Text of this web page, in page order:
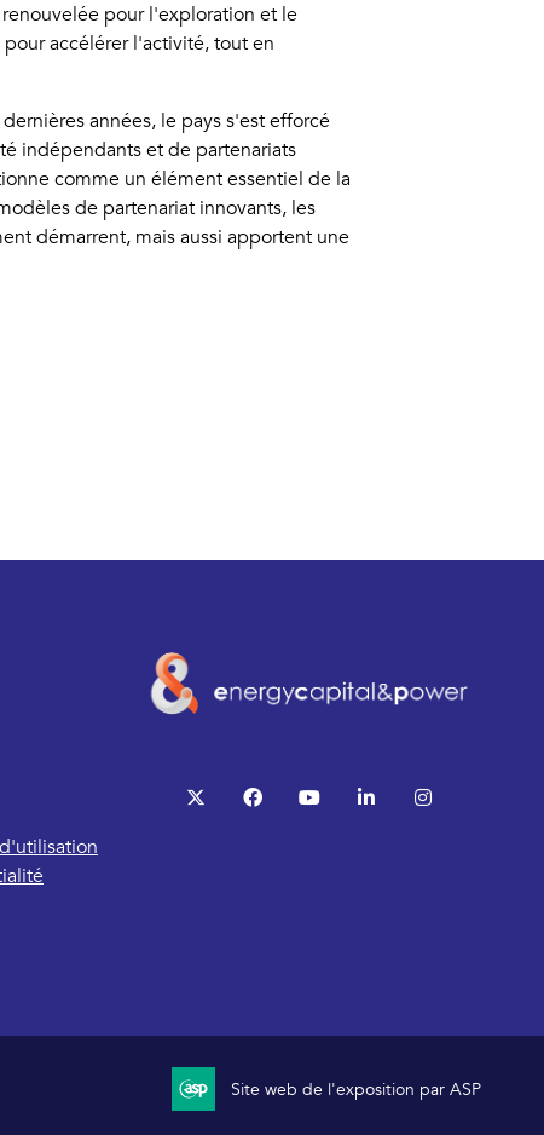
pour l'exploration et le
accélérer l'activité, tout en
années, le pays s'est efforcé
indépendants et de partenariats
comme un élément essentiel de la
de partenariat innovants, les
démarrent, mais aussi apportent une
twitter facebookyoutube linkedin
Site web de l'exposition par ASP